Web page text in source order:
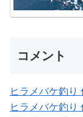
コメント
ヒラメバケ釣り
ヒラメバケ釣り